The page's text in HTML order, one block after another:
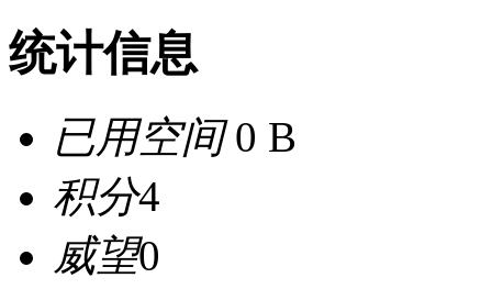
统计信息
已用空间0 B
积分4
威望0